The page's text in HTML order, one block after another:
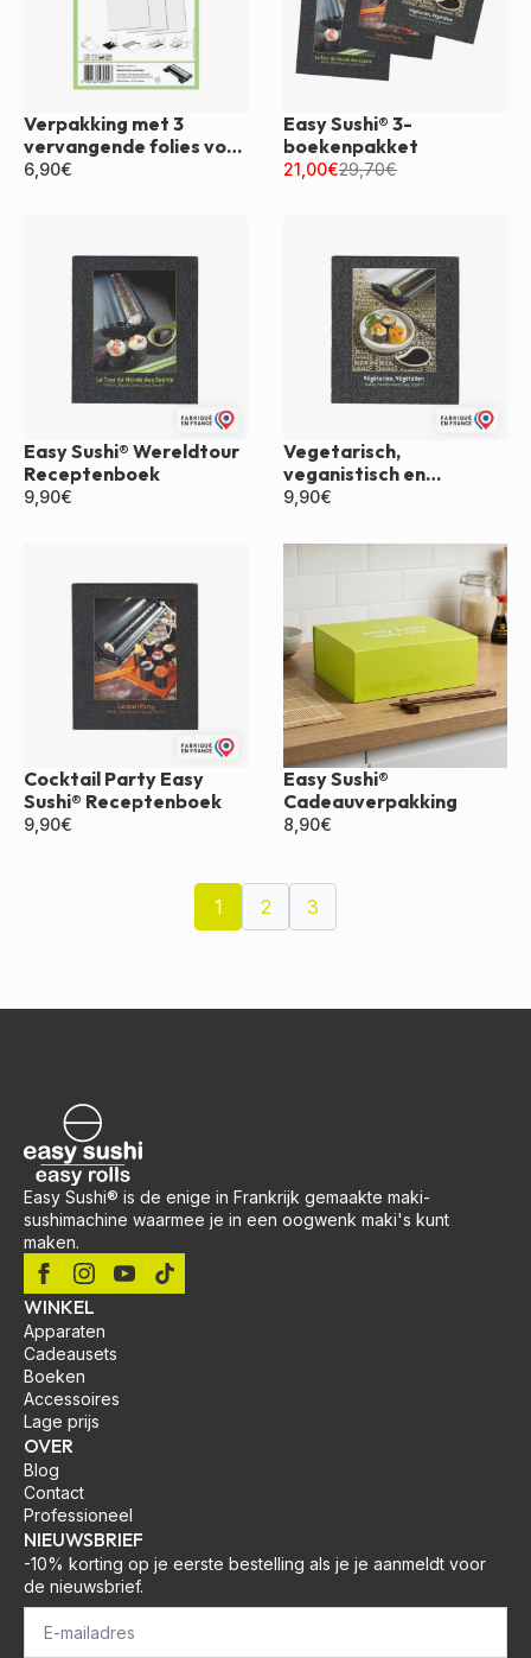
Verpakking met 3
vervangende folies voor
Easy Sushi®
6,90€
Easy Sushi® 3-
boekenpakket
21,00€29,70€
Easy Sushi® Wereldtour
Receptenboek
9,90€
Vegetarisch,
veganistisch en
makkelijk sushi-
9,90€
Cocktail Party Easy
Sushi® Receptenboek
9,90€
Easy Sushi®
Cadeauverpakking
8,90€
1 2 3
Easy Sushi® is de enige in Frankrijk gemaakte maki-
sushimachine waarmee je in een oogwenk maki's kunt
maken.
WINKEL
Apparaten
Cadeausets
Boeken
Accessoires
Lage prijs
OVER
Blog
Contact
Professioneel
NIEUWSBRIEF
-10% korting op je eerste bestelling als je je aanmeldt voor
de nieuwsbrief.